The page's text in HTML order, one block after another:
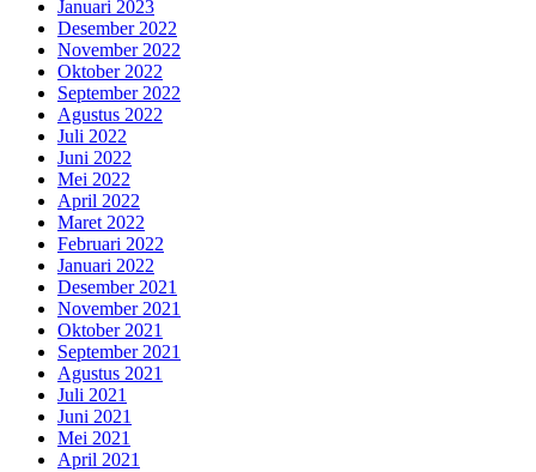
Januari 2023
Desember 2022
November 2022
Oktober 2022
September 2022
Agustus 2022
Juli 2022
Juni 2022
Mei 2022
April 2022
Maret 2022
Februari 2022
Januari 2022
Desember 2021
November 2021
Oktober 2021
September 2021
Agustus 2021
Juli 2021
Juni 2021
Mei 2021
April 2021